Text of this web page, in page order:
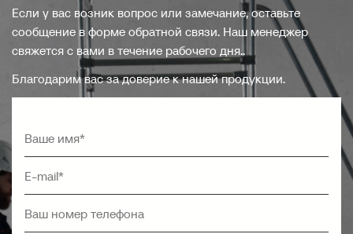
Если у вас возник вопрос или замечание, оставьте
сообщение в форме обратной связи. Наш менеджер
свяжется с вами в течение рабочего дня..
Благодарим вас за доверие к нашей продукции.